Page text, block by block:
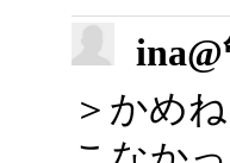
ina@
＞かめ